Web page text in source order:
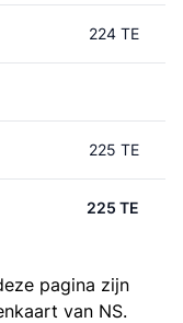
224 TE
225 TE
225 TE
pagina zijn
van NS.